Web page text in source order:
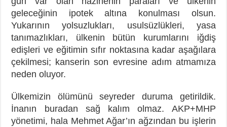
geleceğinin ipotek altına konulması olsun.
Yukarının yolsuzlukları, usulsüzlükleri, yasa
tanımazlıkları, ülkenin bütün kurumlarını iğdiş
edişleri ve eğitimin sıfır noktasına kadar aşağılara
çekilmesi; kanserin son evresine adım atmamıza
neden oluyor.
Ülkemizin ölümünü seyreder duruma getirildik.
İnanın buradan sağ kalım olmaz. AKP+MHP
yönetimi, hala Mehmet Ağar’ın ağzından bu işlerin